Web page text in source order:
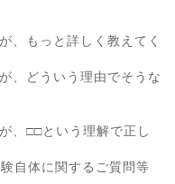
、もっと詳しく教えてく
、どういう理由でそうな
、□□という理解で正し
自体に関するご質問等